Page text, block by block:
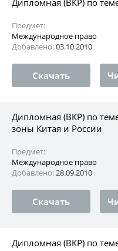
Предмет:
Международное право
Добавлено:03.10.2010
Скачать
Дипломная (ВКР) по
зоны Китая и России
Предмет:
Международное право
Добавлено:28.09.2010
Скачать
Дипломная (ВКР) по